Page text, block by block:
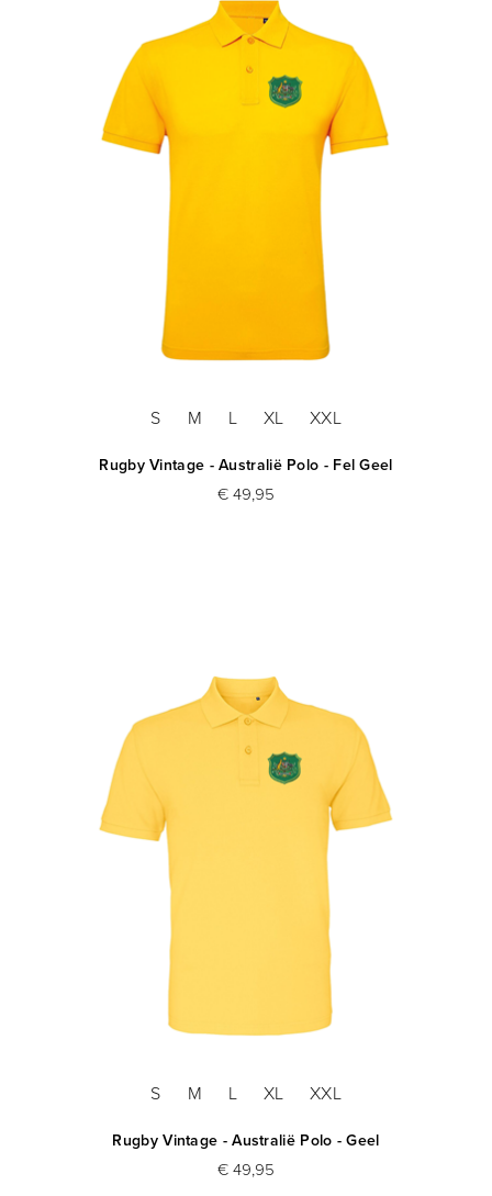
S M L XL XXL
Rugby Vintage - Australië Polo - Fel Geel
€ 49,95
S M L XL XXL
Rugby Vintage - Australië Polo - Geel
€ 49,95